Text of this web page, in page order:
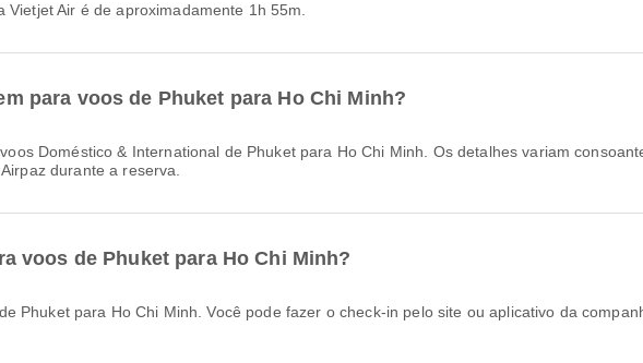
Vietjet Air é de aproximadamente 1h 55m.
para voos de Phuket para Ho Chi Minh?
durante a reserva.
voos de Phuket para Ho Chi Minh?